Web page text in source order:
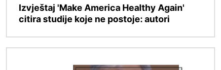
Izvještaj 'Make America Healthy Again'
citira studije koje ne postoje: autori